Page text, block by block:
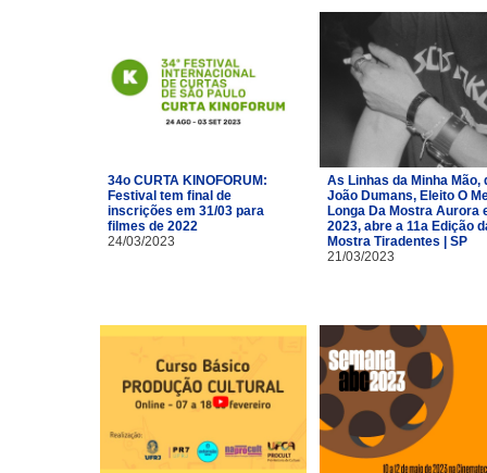
34o CURTA KINOFORUM:
Festival tem final de
inscrições em 31/03 para
filmes de 2022
24/03/2023
As Linhas da Minha Mão,
João Dumans, Eleito O
Longa Da Mostra Aurora
2023, abre a 11a Edição
Mostra Tiradentes | SP
21/03/2023